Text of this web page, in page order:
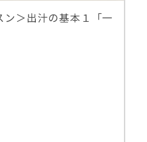
ン＞出汁の基本１「一